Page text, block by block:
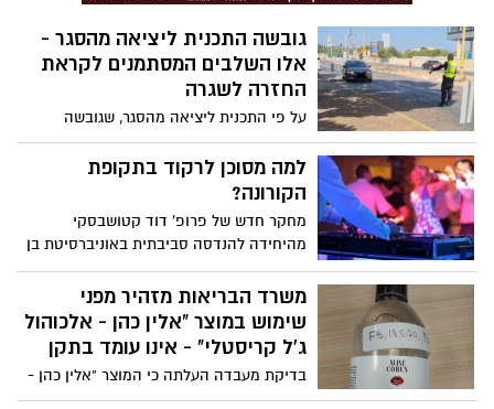
גובשה התכנית ליציאה מהסגר -
אלו השלבים המסתמנים לקראת
החזרה לשגרה
על פי התכנית ליציאה מהסגר, שגובשה
לקראת הדיון בקבינט הקורונה, בשלב הראשון
לנסיעות עסקיות בלבד, זאת בהתאם לתנאי
כשבועיים לאחר מכן בכפוף להיענות הציבור.
למה מסוכן לרקוד בתקופת
הקורונה?
מחקר חדש של פרופ' דוד קטושבסקי
מהיחידה להנדסה סביבתית באוניברסיטת בן
גוריון בנגב מתריע: חלקיקים וטיפות העלולים
להכיל את נגיף הקורונה מרחפים באוויר זמן
רב יותר בעת ריקודים וקפיצות
משרד הבריאות מזהיר מפני
שימוש במוצר "אלין כהן - אלכוהול
ג'ל קריסטלי" - אינו עומד בתקן
בדיקת מעבדה העלתה כי המוצר "אלין כהן -
אלכוהול ג'ל קריסטלי לשמירה על היגיינת